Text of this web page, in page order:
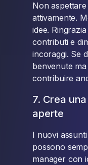
Non
attivamente.
idee.
contributi e
incoraggi. Se
benvenute
contribuire
7. Crea
aperte
I nuovi
possono
manager con